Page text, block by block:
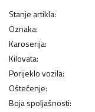
Stanje artikla:
Oznaka:
Karoserija:
Kilovata:
Porijeklo vozila:
Oštećenje:
Boja spoljašnosti: